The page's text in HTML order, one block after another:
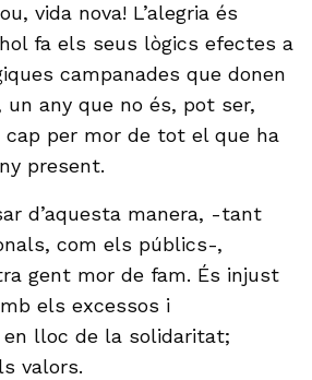
vida nova! L’alegria és
fa els seus lògics efectes a
campanades que donen
any que no és, pot ser,
cap per mor de tot el que ha
present.
d’aquesta manera, -tant
com els públics-,
gent mor de fam. És injust
els excessos i
en lloc de la solidaritat;
valors.